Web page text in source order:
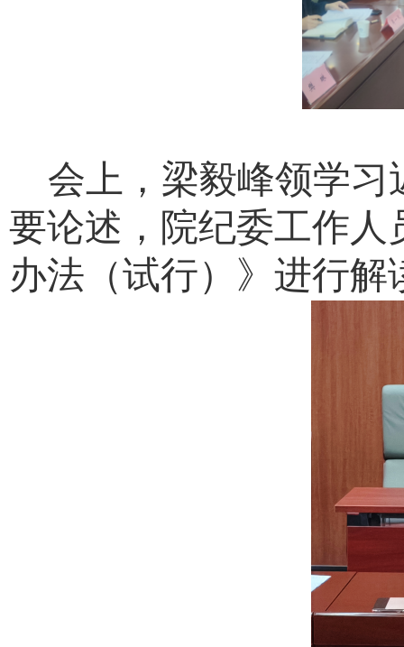
会上，梁毅峰领学
要论述，院纪委工作
办法 （试行）》进行